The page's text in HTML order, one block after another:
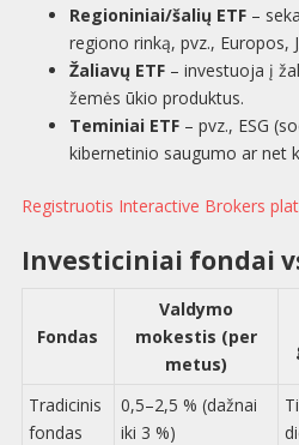
Regioniniai/šalių ETF–
regiono rinką, pvz., Europos,
Žaliavų ETF– investuoja į
žemės ūkio produktus.
Teminiai ETF– pvz., ESG
kibernetinio saugumo ar net
Registruotis Interactive Brokers
Investiciniai fondai
Fondas
Valdymo
mokestis (per
metus)
Tradicinis
fondas
0,5–2,5 % (dažnai
iki 3 %)